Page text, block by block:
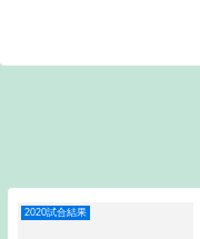
2020試合結果